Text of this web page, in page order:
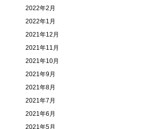
2022年2月
2022年1月
2021年12月
2021年11月
2021年10月
2021年9月
2021年8月
2021年7月
2021年6月
2021年5月